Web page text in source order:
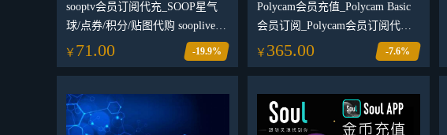
sooptv会员订阅代充_SOOP星气
球/点券/积分/贴图代购 sooplive快
播积分币使用券
￥ 71.00 -19.9%
Polycam会员充值_Polycam Basic
会员订阅_Polycam会员订阅代充
代购
￥ 365.00 -7.6%